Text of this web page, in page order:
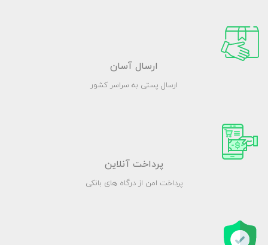
ارسال آسان
ارسال پستی به سراسر کشور
پرداخت آنلاین
پرداخت امن از درگاه های بانکی